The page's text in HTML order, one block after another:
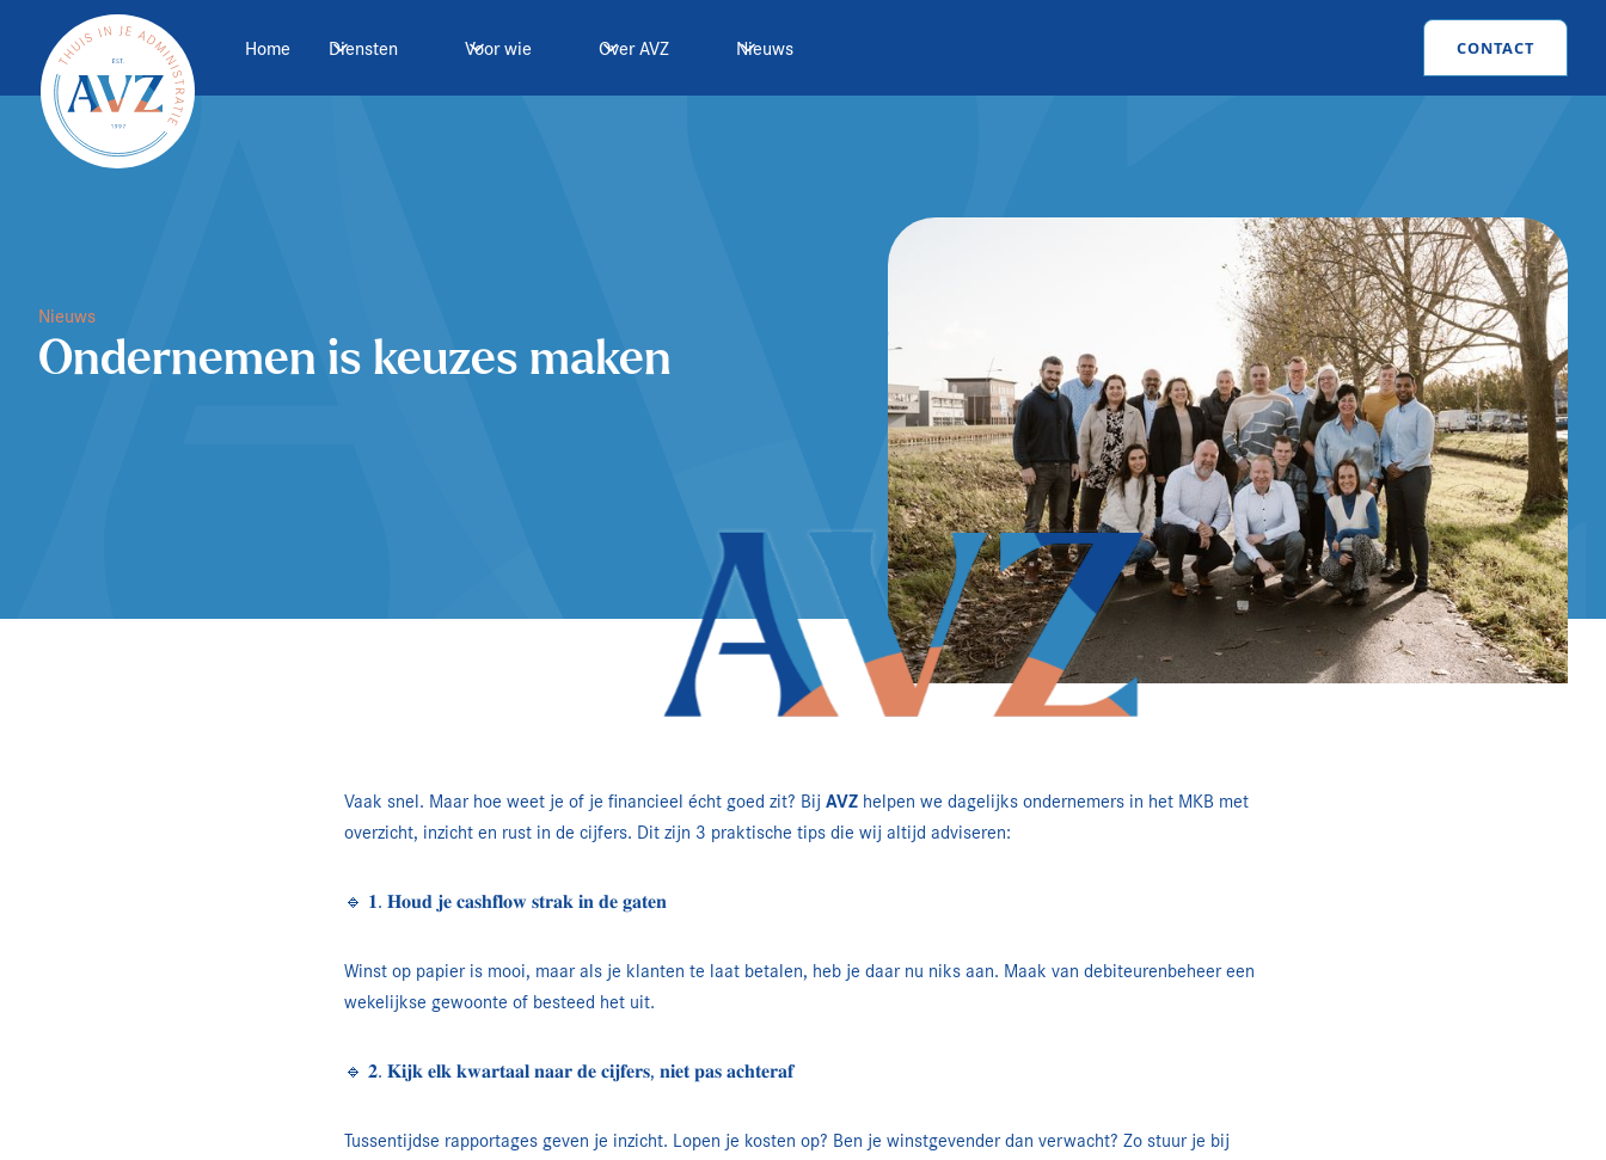
Home Diensten Voor wie Over AVZ Nieuws CONTACT
Nieuws
Ondernemen is keuzes maken
Vaak snel. Maar hoe weet je of je financieel écht goed zit? Bij AVZ helpen we dagelijks ondernemers in het MKB met
overzicht, inzicht en rust in de cijfers. Dit zijn 3 praktische tips die wij altijd adviseren:
🔹 𝟏. 𝐇𝐨𝐮𝐝 𝐣𝐞 𝐜𝐚𝐬𝐡𝐟𝐥𝐨𝐰 𝐬𝐭𝐫𝐚𝐤 𝐢𝐧 𝐝𝐞 𝐠𝐚𝐭𝐞𝐧
Winst op papier is mooi, maar als je klanten te laat betalen, heb je daar nu niks aan. Maak van debiteurenbeheer een
wekelijkse gewoonte of besteed het uit.
🔹 𝟐. 𝐊𝐢𝐣𝐤 𝐞𝐥𝐤 𝐤𝐰𝐚𝐫𝐭𝐚𝐚𝐥 𝐧𝐚𝐚𝐫 𝐝𝐞 𝐜𝐢𝐣𝐟𝐞𝐫𝐬, 𝐧𝐢𝐞𝐭 𝐩𝐚𝐬 𝐚𝐜𝐡𝐭𝐞𝐫𝐚𝐟
Tussentijdse rapportages geven je inzicht. Lopen je kosten op? Ben je winstgevender dan verwacht? Zo stuur je bij